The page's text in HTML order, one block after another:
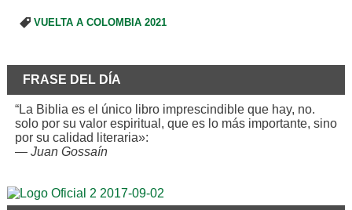
VUELTA A COLOMBIA 2021
FRASE DEL DÍA
“La Biblia es el único libro imprescindible que hay, no.
solo por su valor espiritual, que es lo más importante, sino
por su calidad literaria»:
— Juan Gossaín